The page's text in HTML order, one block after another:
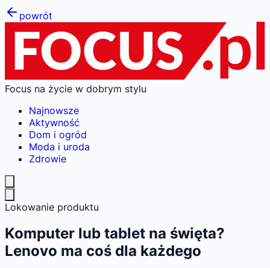
powrót
Focus na życie w dobrym stylu
Najnowsze
Aktywność
Dom i ogród
Moda i uroda
Zdrowie
Lokowanie produktu
Komputer lub tablet na święta?
Lenovo ma coś dla każdego